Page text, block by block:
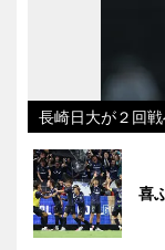
長崎日大が２回
喜